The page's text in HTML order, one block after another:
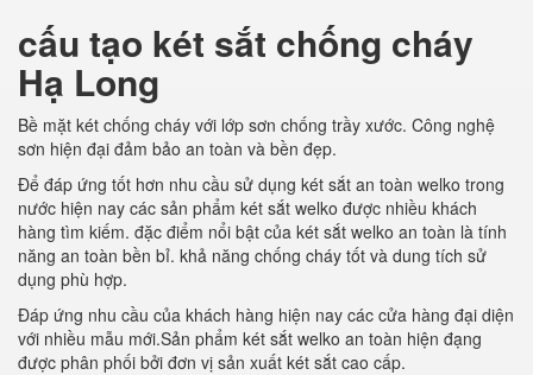
cấu tạo két sắt chống cháy
Hạ Long
Bề mặt két chống cháy với lớp sơn chống trầy xước. Công nghệ
sơn hiện đại đảm bảo an toàn và bền đẹp.
Để đáp ứng tốt hơn nhu cầu sử dụng két sắt an toàn welko trong
nước hiện nay các sản phẩm két sắt welko được nhiều khách
hàng tìm kiếm. đặc điểm nổi bật của két sắt welko an toàn là tính
năng an toàn bền bỉ. khả năng chống cháy tốt và dung tích sử
dụng phù hợp.
Đáp ứng nhu cầu của khách hàng hiện nay các cửa hàng đại diện
với nhiều mẫu mới.Sản phẩm két sắt welko an toàn hiện đạng
được phân phối bởi đơn vị sản xuất két sắt cao cấp.